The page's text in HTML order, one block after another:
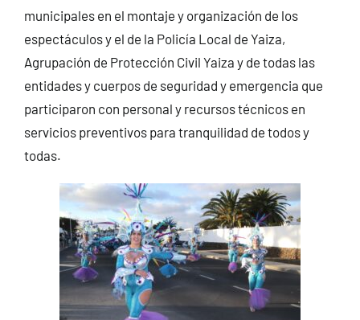
municipales en el montaje y organización de los
espectáculos y el de la Policía Local de Yaiza,
Agrupación de Protección Civil Yaiza y de todas las
entidades y cuerpos de seguridad y emergencia que
participaron con personal y recursos técnicos en
servicios preventivos para tranquilidad de todos y
todas.